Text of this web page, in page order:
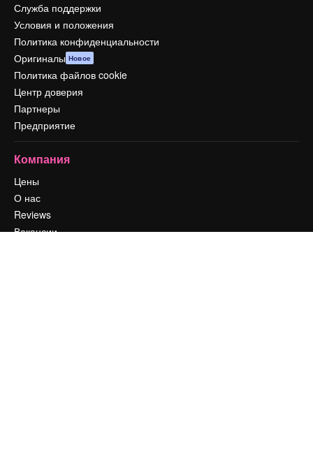
Служба поддержки
Условия и положения
Политика конфиденциальности
Оригиналы Новое
Политика файлов cookie
Центр доверия
Партнеры
Предприятие
Компания
Цены
О нас
Reviews
Вакансии